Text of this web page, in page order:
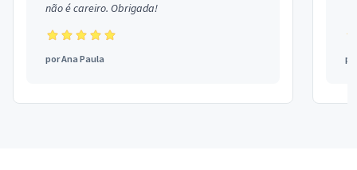
não é careiro. Obrigada!
porAna Paula